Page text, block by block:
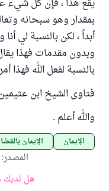
يقع هذا ، فإن كل شيء
بمقدار وهو سبحانه
أبداً ، لكن بالنسبة لي
وبدون مقدمات فهذا
بالنسبة لفعل الله فهذا
فتاوى الشيخ ابن عثيمين (3/
والله أعلم .
الإيمان الإيمان
المصدر:
هل لديك